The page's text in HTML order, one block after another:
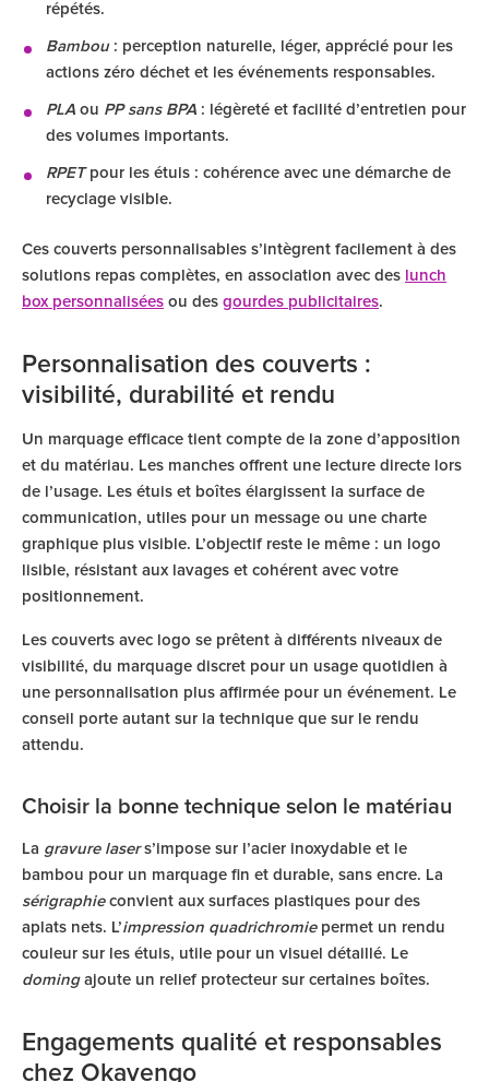
répétés.
Bambou : perception naturelle, léger, apprécié pour les
actions zéro déchet et les événements responsables.
PLA ou PP sans BPA : légèreté et facilité d’entretien pour
des volumes importants.
RPETpour les étuis : cohérence avec une démarche de
recyclage visible.
Ces couverts personnalisables s’intègrent facilement à des
solutions repas complètes, en association avec des lunch
box personnalisées ou des gourdes publicitaires.
Personnalisation des couverts :
visibilité, durabilité et rendu
Un marquage efficace tient compte de la zone d’apposition
et du matériau. Les manches offrent une lecture directe lors
de l’usage. Les étuis et boîtes élargissent la surface de
communication, utiles pour un message ou une charte
graphique plus visible. L’objectif reste le même : un logo
lisible, résistant aux lavages et cohérent avec votre
positionnement.
Les couverts avec logo se prêtent à différents niveaux de
visibilité, du marquage discret pour un usage quotidien à
une personnalisation plus affirmée pour un événement. Le
conseil porte autant sur la technique que sur le rendu
attendu.
Choisir la bonne technique selon le matériau
La gravure lasers’impose sur l’acier inoxydable et le
bambou pour un marquage fin et durable, sans encre. La
sérigraphieconvient aux surfaces plastiques pour des
aplats nets. L’impression quadrichromiepermet un rendu
couleur sur les étuis, utile pour un visuel détaillé. Le
domingajoute un relief protecteur sur certaines boîtes.
Engagements qualité et responsables
chez Okavengo